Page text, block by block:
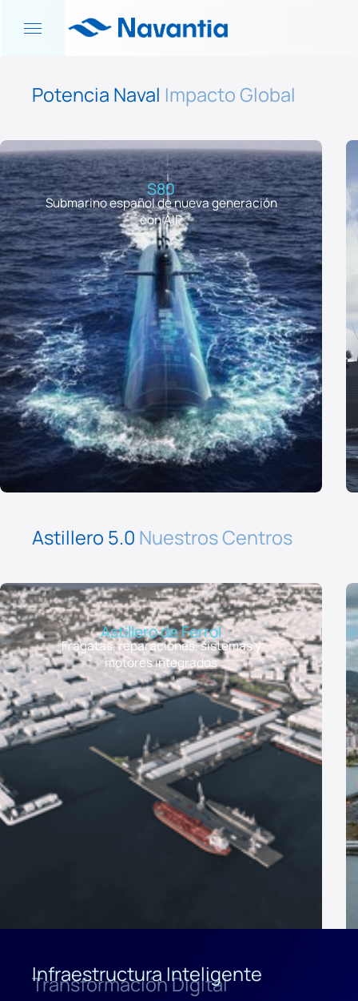
Potencia Naval Impacto Global
S80
Submarino español de nueva generación
con AIP
Astillero 5.0 Nuestros Centros
Astillero de Ferrol
Fragatas, reparaciones, sistemas y
motores integrados
Infraestructura Inteligente
Transformación Digital